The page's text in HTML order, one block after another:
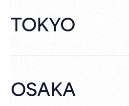
TOKYO
TOKYOTOP
What's New
Campaign
OSAKA